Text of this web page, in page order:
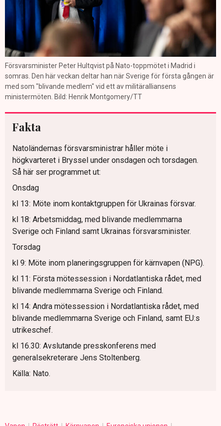
Försvarsminister Peter Hultqvist på Nato-toppmötet i Madrid i
somras. Den här veckan deltar han när Sverige för första gången är
med som "blivande medlem" vid ett av militäralliansens
ministermöten. Bild: Henrik Montgomery/TT
Fakta
Natoländernas försvarsministrar håller möte i
högkvarteret i Bryssel under onsdagen och torsdagen.
Så här ser programmet ut:
Onsdag
kl 13: Möte inom kontaktgruppen för Ukrainas försvar.
kl 18: Arbetsmiddag, med blivande medlemmarna
Sverige och Finland samt Ukrainas försvarsminister.
Torsdag
kl 9: Möte inom planeringsgruppen för kärnvapen (NPG).
kl 11: Första mötessession i Nordatlantiska rådet, med
blivande medlemmarna Sverige och Finland.
kl 14: Andra mötessession i Nordatlantiska rådet, med
blivande medlemmarna Sverige och Finland, samt EU:s
utrikeschef.
kl 16.30: Avslutande presskonferens med
generalsekreterare Jens Stoltenberg.
Källa: Nato.